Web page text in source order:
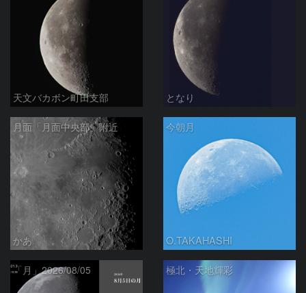
天文バカボン町田支部 となり
月面「月面中央部」附近
かあ
今朝月
O.TAKAHASHI
「月」2026/08/05 極北・天地輝彩